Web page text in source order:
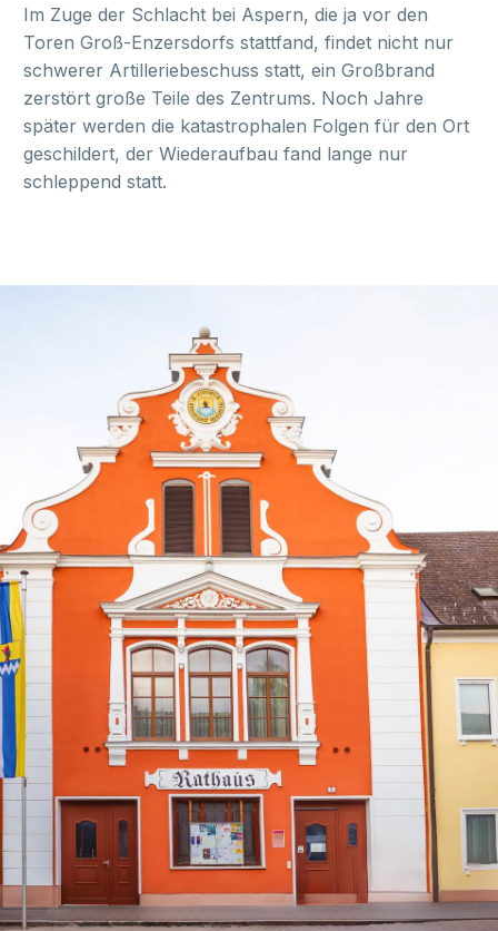
Im Zuge der Schlacht bei Aspern, die ja vor den
Toren Groß-Enzersdorfs stattfand, findet nicht nur
schwerer Artilleriebeschuss statt, ein Großbrand
zerstört große Teile des Zentrums. Noch Jahre
später werden die katastrophalen Folgen für den Ort
geschildert, der Wiederaufbau fand lange nur
schleppend statt.